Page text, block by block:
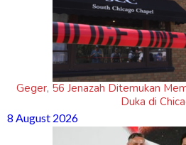
Geger, 56 Jenazah Ditemukan
Duka di
8 August 2026